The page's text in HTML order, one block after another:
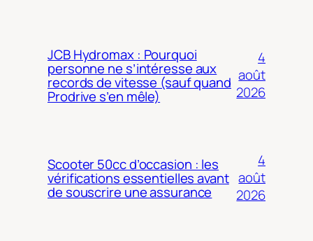
JCB Hydromax : Pourquoi
personne ne s’intéresse aux
records de vitesse (sauf quand
Prodrive s’en mêle)
4
août
2026
Scooter 50cc d’occasion : les
vérifications essentielles avant
de souscrire une assurance
4
août
2026